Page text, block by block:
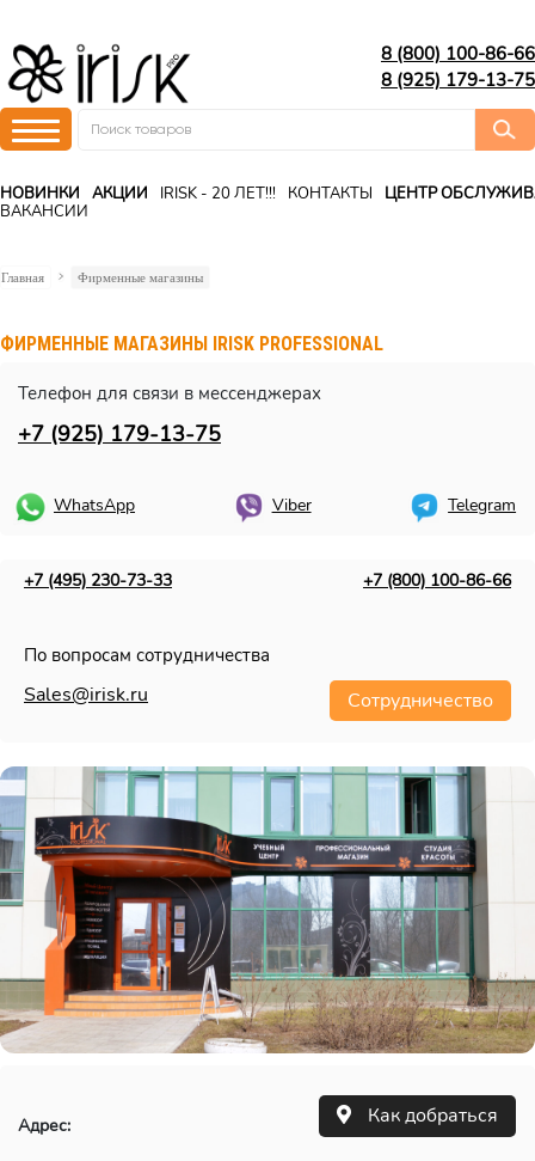
8 (800) 100-86-66
8 (925) 179-13-75
НОВИНКИ АКЦИИ IRISK - 20 ЛЕТ!!! КОНТАКТЫ
ЦЕНТР
ВАКАНСИИ
Главная Фирменные магазины
ФИРМЕННЫЕ МАГАЗИНЫ IRISK PROFESSIONAL
Телефон для связи в мессенджерах
+7 (925) 179-13-75
WhatsApp Viber Telegram
+7 (495) 230-73-33 +7 (800) 100-86-66
По вопросам сотрудничества
Sales@irisk.ru Сотрудничество
Адрес: Как добраться